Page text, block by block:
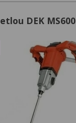
DEK MS600